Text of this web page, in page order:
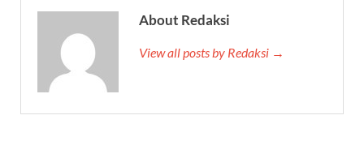
About Redaksi
View all posts by Redaksi →